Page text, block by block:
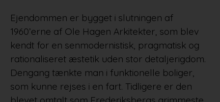
Ejendommen er bygget i slutningen af
1960’erne af Ole Hagen Arkitekter, som blev
kendt for en senmodernistisk, pragmatisk og
rationaliseret æstetik uden stor detaljerigdom.
Dengang tænkte man i funktionelle boliger,
som kunne rejses i en fart. Tidligere er den